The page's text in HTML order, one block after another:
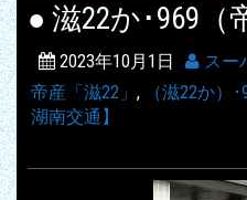
● 滋22か･969（
2023年10月1日
スー
帝産「滋22」 , （滋22か）
湖南交通】